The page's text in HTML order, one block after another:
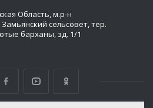
Область, м.р-н
сельсовет, тер.
барханы, зд. 1/1